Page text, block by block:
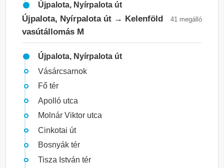
Újpalota, Nyírpalota út
Újpalota, Nyírpalota út → Kelenföld
vasútállomás M
41 megálló
Újpalota, Nyírpalota út
Vásárcsarnok
Fő tér
Apolló utca
Molnár Viktor utca
Cinkotai út
Bosnyák tér
Tisza István tér